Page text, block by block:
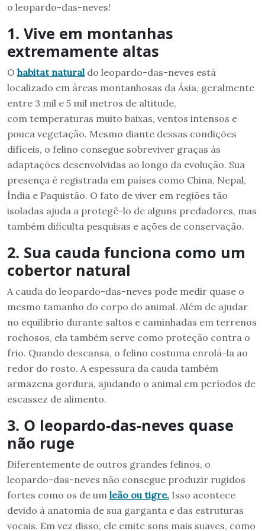
o leopardo-das-neves!
1. Vive em montanhas
extremamente altas
O habitat natural do leopardo-das-neves está
localizado em áreas montanhosas da Ásia, geralmente
entre 3 mil e 5 mil metros de altitude,
com temperaturas muito baixas, ventos intensos e
pouca vegetação. Mesmo diante dessas condições
difíceis, o felino consegue sobreviver graças às
adaptações desenvolvidas ao longo da evolução. Sua
presença é registrada em países como China, Nepal,
Índia e Paquistão. O fato de viver em regiões tão
isoladas ajuda a protegê-lo de alguns predadores, mas
também dificulta pesquisas e ações de conservação.
2. Sua cauda funciona como um
cobertor natural
A cauda do leopardo-das-neves pode medir quase o
mesmo tamanho do corpo do animal. Além de ajudar
no equilíbrio durante saltos e caminhadas em terrenos
rochosos, ela também serve como proteção contra o
frio. Quando descansa, o felino costuma enrolá-la ao
redor do rosto. A espessura da cauda também
armazena gordura, ajudando o animal em períodos de
escassez de alimento.
3. O leopardo-das-neves quase
não ruge
Diferentemente de outros grandes felinos, o
leopardo-das-neves não consegue produzir rugidos
fortes como os de um leão ou tigre. Isso acontece
devido à anatomia de sua garganta e das estruturas
vocais. Em vez disso, ele emite sons mais suaves, como